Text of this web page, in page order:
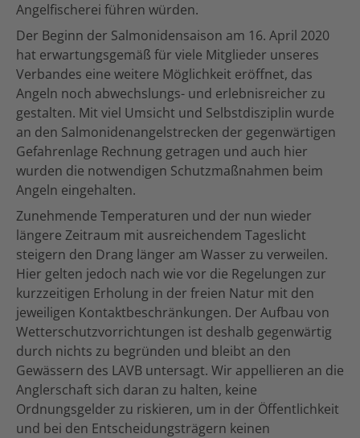
Angelfischerei führen würden.
Der Beginn der Salmonidensaison am 16. April 2020
hat erwartungsgemäß für viele Mitglieder unseres
Verbandes eine weitere Möglichkeit eröffnet, das
Angeln noch abwechslungs- und erlebnisreicher zu
gestalten. Mit viel Umsicht und Selbstdisziplin wurde
an den Salmonidenangelstrecken der gegenwärtigen
Gefahrenlage Rechnung getragen und auch hier
wurden die notwendigen Schutzmaßnahmen beim
Angeln eingehalten.
Zunehmende Temperaturen und der nun wieder
längere Zeitraum mit ausreichendem Tageslicht
steigern den Drang länger am Wasser zu verweilen.
Hier gelten jedoch nach wie vor die Regelungen zur
kurzzeitigen Erholung in der freien Natur mit den
jeweiligen Kontaktbeschränkungen. Der Aufbau von
Wetterschutzvorrichtungen ist deshalb gegenwärtig
durch nichts zu begründen und bleibt an den
Gewässern des LAVB untersagt. Wir appellieren an die
Anglerschaft sich daran zu halten, keine
Ordnungsgelder zu riskieren, um in der Öffentlichkeit
und bei den Entscheidungsträgern keinen